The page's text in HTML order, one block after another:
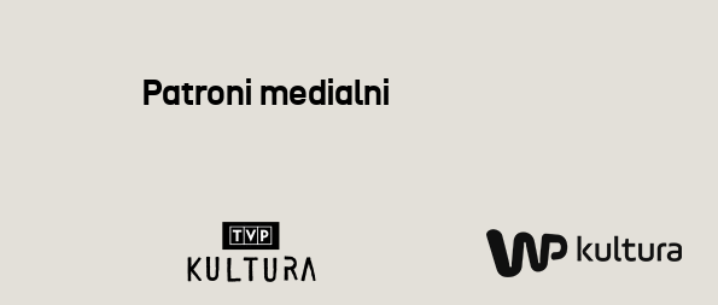
Patroni medialni